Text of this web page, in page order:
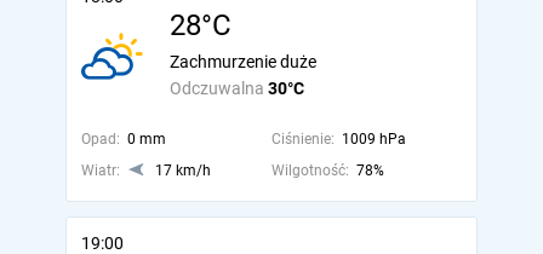
28°C
Odczuwalna 30°C
Zachmurzenie duże
Opad: 0 mm Ciśnienie: 1009 hPa
Wiatr:
17 km/h Wilgotność: 78%
19:00